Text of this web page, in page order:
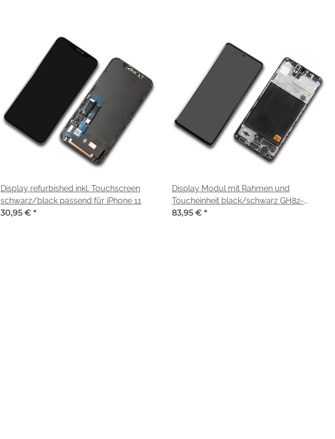
Display refurbished inkl. Touchscreen
schwarz/black passend für iPhone 11
30,95 € *
Display Modul mit Rahmen und
Toucheinheit black/schwarz GH82-
21669A für Samsung Galaxy A51 (SM-
83,95 € *